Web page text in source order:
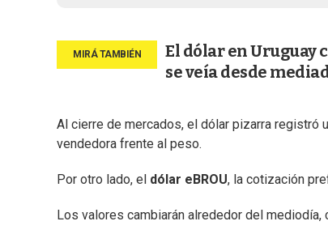
El dólar en Uruguay
se veía desde
Al cierre de mercados, el dólar pizarra registró
vendedora frente al peso.
Por otro lado, el dólar eBROU, la cotización
Los valores cambiarán alrededor del mediodía,